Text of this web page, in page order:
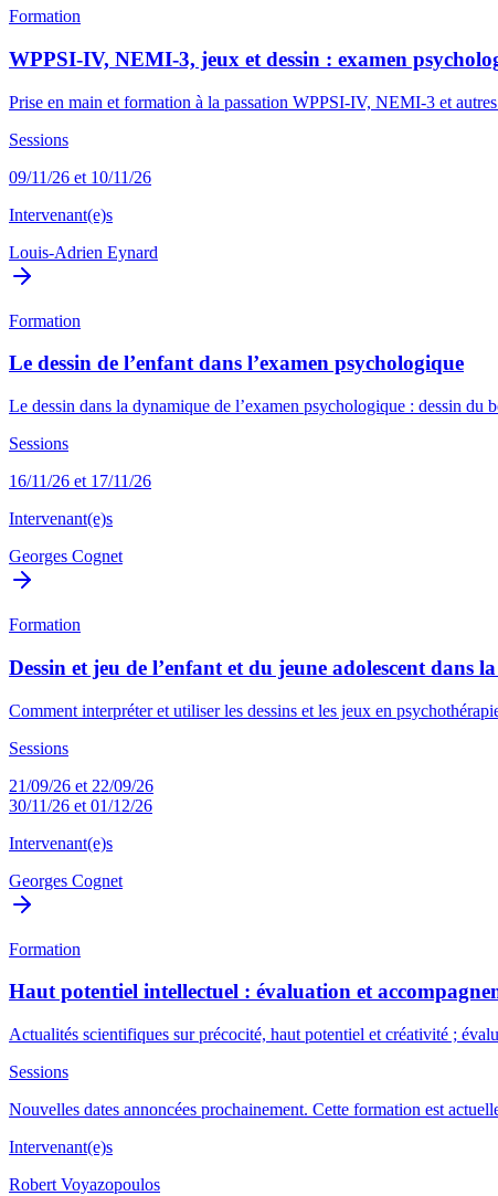
Formation
WPPSI-IV, NEMI-3, jeux et dessin : examen
Prise en main et formation à la passation WPPSI-IV, NEMI-3 et
Sessions
09/11/26 et 10/11/26
Intervenant(e)s
Louis-Adrien Eynard
Formation
Le dessin de l’enfant dans l’examen psychologique
Le dessin dans la dynamique de l’examen psychologique : dessin du
Sessions
16/11/26 et 17/11/26
Intervenant(e)s
Georges Cognet
Formation
Dessin et jeu de l’enfant et du jeune adolescent dans
Comment interpréter et utiliser les dessins et les jeux en
Sessions
21/09/26 et 22/09/26
30/11/26 et 01/12/26
Intervenant(e)s
Georges Cognet
Formation
Haut potentiel intellectuel : évaluation et
Actualités scientifiques sur précocité, haut potentiel et créativité ;
Sessions
Nouvelles dates annoncées prochainement. Cette formation est
Intervenant(e)s
Robert Voyazopoulos